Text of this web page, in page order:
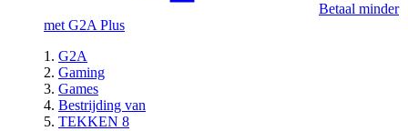
Betaal minder
met G2A Plus
G2A
Gaming
Games
Bestrijding van
TEKKEN 8